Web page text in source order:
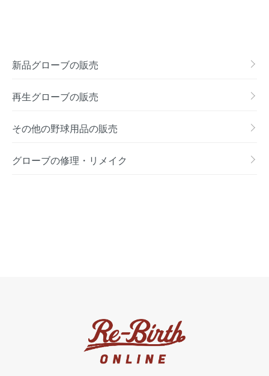
新品グローブの販売
再生グローブの販売
その他の野球用品の販売
グローブの修理・リメイク